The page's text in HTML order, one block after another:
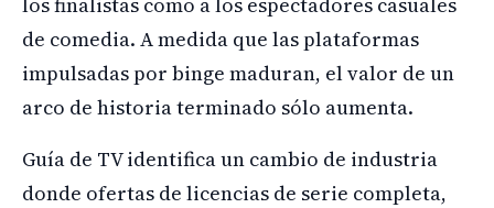
de comedia. A medida que las plataformas
impulsadas por binge maduran, el valor de un
arco de historia terminado sólo aumenta.
Guía de TV identifica un cambio de industria
donde ofertas de licencias de serie completa,